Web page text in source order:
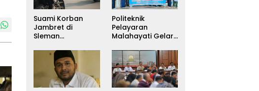
Suami Korban
Jambret di
Sleman
Sebagai
Tersangka, DPR
Turun Tangan
Cari Keadilan
Politeknik
Pelayaran
Malahayati Gelar
untuk Warga
Terdampak Banjir
di Pidie Jaya